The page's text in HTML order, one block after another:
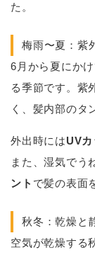
た。
梅雨〜夏：紫
6月から夏にか
る季節です。紫
く、髪内部のタ
外出時にはUV
また、湿気でう
ント で髪の表面
秋冬：乾燥と
空気が乾燥する